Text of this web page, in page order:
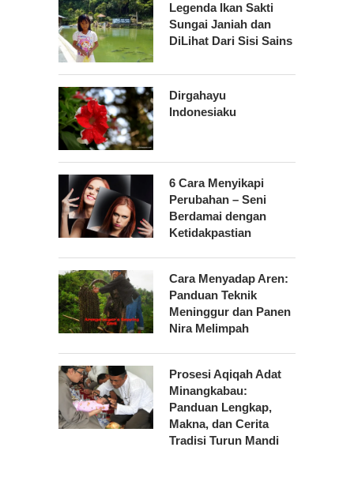
Legenda Ikan Sakti
Sungai Janiah dan
DiLihat Dari Sisi Sains
Dirgahayu
Indonesiaku
6 Cara Menyikapi
Perubahan – Seni
Berdamai dengan
Ketidakpastian
Cara Menyadap Aren:
Panduan Teknik
Meninggur dan Panen
Nira Melimpah
Prosesi Aqiqah Adat
Minangkabau:
Panduan Lengkap,
Makna, dan Cerita
Tradisi Turun Mandi